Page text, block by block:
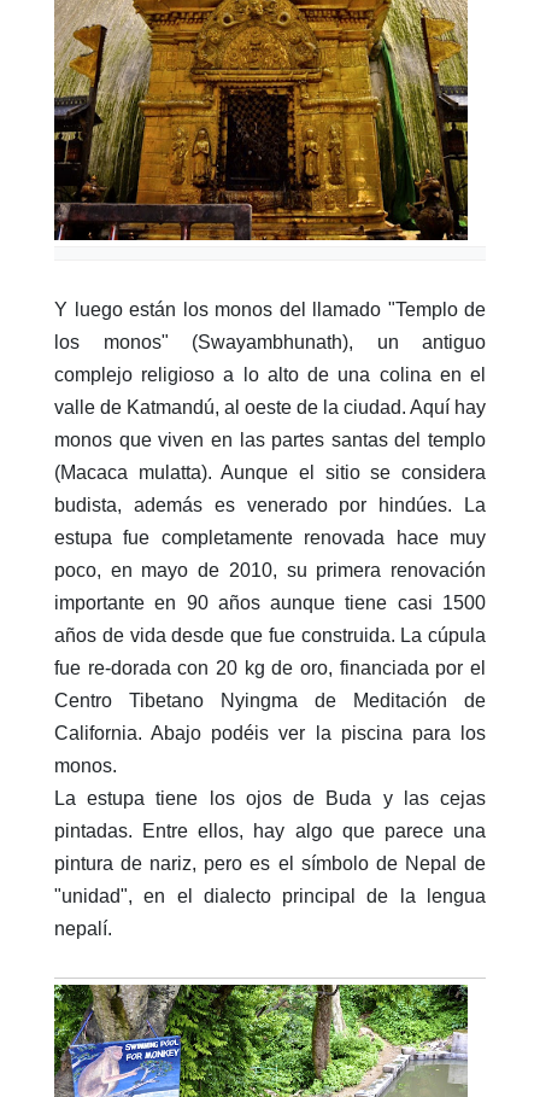
Y luego están los monos del llamado "Templo de
los monos" (Swayambhunath), un antiguo
complejo religioso a lo alto de una colina en el
valle de Katmandú, al oeste de la ciudad. Aquí hay
monos que viven en las partes santas del templo
(Macaca mulatta). Aunque el sitio se considera
budista, además es venerado por hindúes. La
estupa fue completamente renovada hace muy
poco, en mayo de 2010, su primera renovación
importante en 90 años aunque tiene casi 1500
años de vida desde que fue construida. La cúpula
fue re-dorada con 20 kg de oro, financiada por el
Centro Tibetano Nyingma de Meditación de
California. Abajo podéis ver la piscina para los
monos.
La estupa tiene los ojos de Buda y las cejas
pintadas. Entre ellos, hay algo que parece una
pintura de nariz, pero es el símbolo de Nepal de
"unidad", en el dialecto principal de la lengua
nepalí.